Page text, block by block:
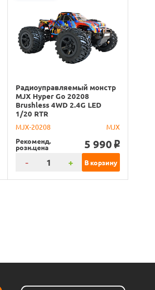
Радиоуправляемый монстр
MJX Hyper Go 20208
Brushless 4WD 2.4G LED
1/20 RTR
MJX-20208
MJX
Рекоменд.
розн.цена 5 990 o
- + В корзину